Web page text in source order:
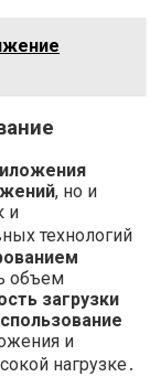
, но и
и
технологий
объем
загрузки
и
нагрузке․